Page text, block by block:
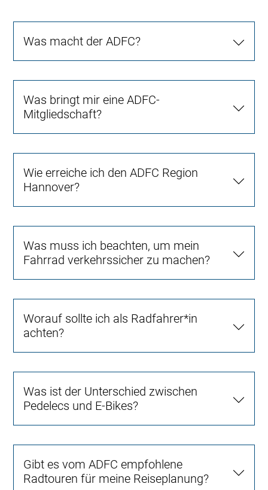
Was macht der ADFC?
Was bringt mir eine ADFC-
Mitgliedschaft?
Wie erreiche ich den ADFC Region
Hannover?
Was muss ich beachten, um mein
Fahrrad verkehrssicher zu machen?
Worauf sollte ich als Radfahrer*in
achten?
Was ist der Unterschied zwischen
Pedelecs und E-Bikes?
Gibt es vom ADFC empfohlene
Radtouren für meine Reiseplanung?